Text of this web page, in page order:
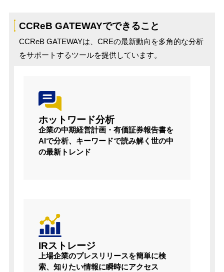
CCReB GATEWAYでできること
CCReB GATEWAYは、CREの最新動向を多角的な分析
をサポートするツールを提供しています。
ホットワード分析
企業の中期経営計画・有価証券報告書を
AIで分析、キーワードで読み解く世の中
の最新トレンド
IRストレージ
上場企業のプレスリリースを簡単に検
索、知りたい情報に瞬時にアクセス